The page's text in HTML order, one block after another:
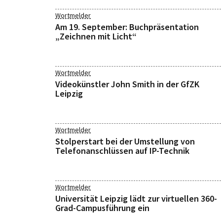
Wortmelder
Am 19. September: Buchpräsentation
„Zeichnen mit Licht“
Wortmelder
Videokünstler John Smith in der GfZK
Leipzig
Wortmelder
Stolperstart bei der Umstellung von
Telefonanschlüssen auf IP-Technik
Wortmelder
Universität Leipzig lädt zur virtuellen 360-
Grad-Campusführung ein